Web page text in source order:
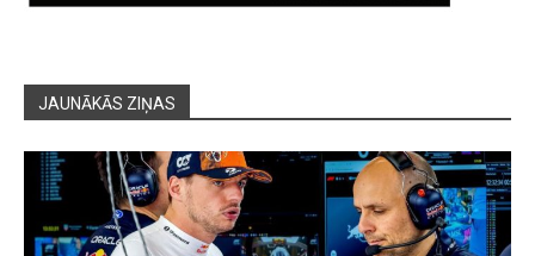
JAUNĀKĀS ZIŅAS